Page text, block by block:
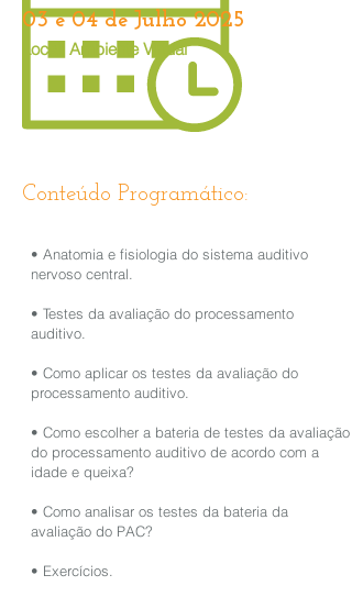
Conteúdo Programático:
03 e 04 de Julho 2025
Local: Ambiente Virtual
• Anatomia e fisiologia do sistema auditivo
nervoso central.
• Testes da avaliação do processamento
auditivo.
• Como aplicar os testes da avaliação do
processamento auditivo.
• Como escolher a bateria de testes da avaliação
do processamento auditivo de acordo com a
idade e queixa?
• Como analisar os testes da bateria da
avaliação do PAC?
• Exercícios.